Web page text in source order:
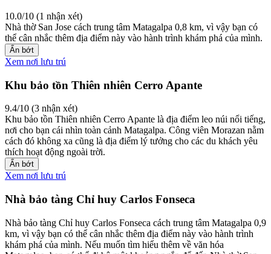
10.0/10 (1 nhận xét)
Nhà thờ San Jose cách trung tâm Matagalpa 0,8 km, vì vậy bạn có
thể cân nhắc thêm địa điểm này vào hành trình khám phá của mình.
Ẩn bớt
Xem nơi lưu trú
Khu bảo tồn Thiên nhiên Cerro Apante
9.4/10 (3 nhận xét)
Khu bảo tồn Thiên nhiên Cerro Apante là địa điểm leo núi nổi tiếng,
nơi cho bạn cái nhìn toàn cảnh Matagalpa. Công viên Morazan nằm
cách đó không xa cũng là địa điểm lý tưởng cho các du khách yêu
thích hoạt động ngoài trời.
Ẩn bớt
Xem nơi lưu trú
Nhà bảo tàng Chỉ huy Carlos Fonseca
Nhà bảo tàng Chỉ huy Carlos Fonseca cách trung tâm Matagalpa 0,9
km, vì vậy bạn có thể cân nhắc thêm địa điểm này vào hành trình
khám phá của mình. Nếu muốn tìm hiểu thêm về văn hóa